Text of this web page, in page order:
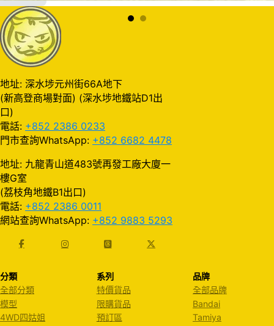
地址: 深水埗元州街66A地下
(新高登商場對面) (深水埗地鐵站D1出
口)
電話: +852 2386 0233
門市查詢WhatsApp: +852 6682 4478
地址: 九龍青山道483號再發工廠大廈一
樓G室
(荔枝角地鐵B1出口)
電話: +852 2386 0011
網站查詢WhatsApp: +852 9883 5293
分類
全部分類
模型
4WD四姑姐
系列
特價貨品
限購貨品
預訂區
品牌
全部品牌
Bandai
Tamiya